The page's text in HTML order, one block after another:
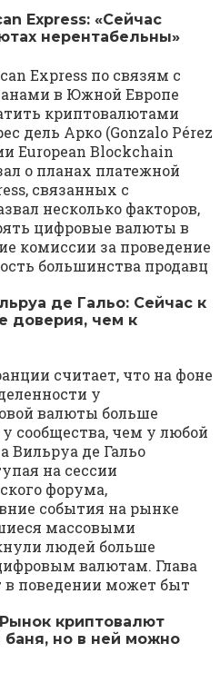
Express: «Сейчас
нерентабельны»
Express по связям с
в Южной Европе
криптовалютами
дель Арко (Gonzalo Pérez
European Blockchain
о планах платежной
связанных с
несколько факторов,
цифровые валюты в
комиссии за проведение
большинства продавц
де Гальо: Сейчас к
доверия, чем к
считает, что на фоне
у
валюты больше
сообщества, чем у любой
Вильруа де Гальо
на сессии
форума,
события на рынке
массовыми
людей больше
валютам. Глава
в поведении может быт
криптовалют
баня, но в ней можно